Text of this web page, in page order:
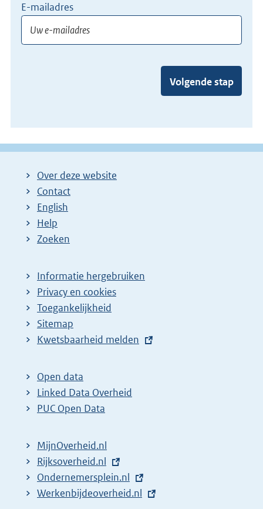
E-mailadres
Volgende stap
Over deze website
Contact
English
Help
Zoeken
Informatie hergebruiken
Privacy en cookies
Toegankelijkheid
Sitemap
E
t
e
r
l
i
n
k
Kwetsbaarheid melden
Open data
Linked Data Overheid
PUC Open Data
MijnOverheid.nl
E
x
t
Rijksoverheid.nl
e
x
E
x
Ondernemersplein.nl
e
E
Werkenbijdeoverheid.nl